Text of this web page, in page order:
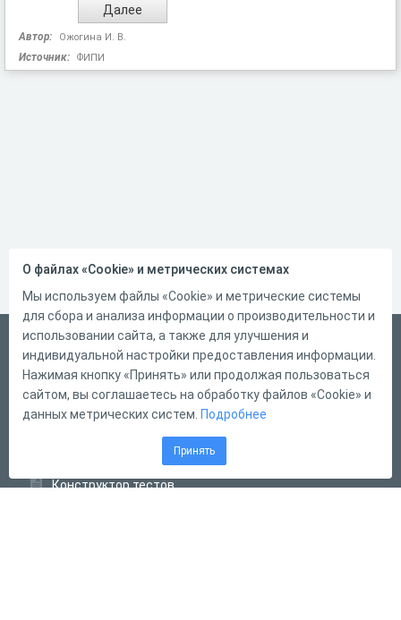
Автор: Ожогина И. В.
Источник: ФИПИ
Русский
Справка
Форма обратной связи
Конструктор тестов
О файлах «Cookie» и метрических системах
Мы используем файлы «Cookie» и метрические системы
для сбора и анализа информации о производительности и
использовании сайта, а также для улучшения и
индивидуальной настройки предоставления информации.
Нажимая кнопку «Принять» или продолжая пользоваться
сайтом, вы соглашаетесь на обработку файлов «Cookie» и
данных метрических систем. Подробнее
Принять